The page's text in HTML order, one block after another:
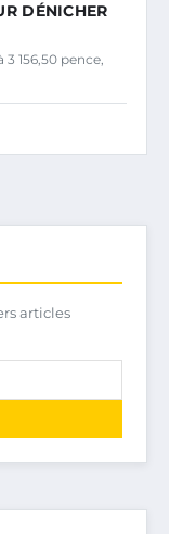
DÉNICHER
3 156,50 pence,
articles